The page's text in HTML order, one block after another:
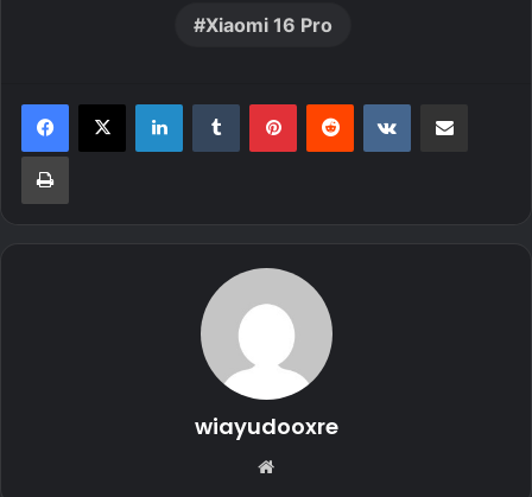
Xiaomi 16 Pro
LinkedInTumblr PinterestReddit VKontakte
Print
wiayudooxre